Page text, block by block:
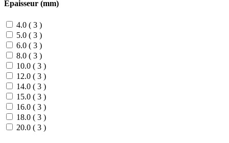
Épaisseur (mm)
4.0 ( 3 )
5.0 ( 3 )
6.0 ( 3 )
8.0 ( 3 )
10.0 ( 3 )
12.0 ( 3 )
14.0 ( 3 )
15.0 ( 3 )
16.0 ( 3 )
18.0 ( 3 )
20.0 ( 3 )